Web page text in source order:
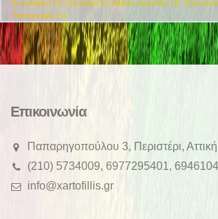
Ζωγραφική (1) Ζωγραφική παιδικού δωματίου (1)
Ταπετσαρίας (1)
Επικοινωνία
Παπαρηγοπούλου 3, Περιστέρι, Αττική
(210) 5734009, 6977295401,
info@xartofillis.gr